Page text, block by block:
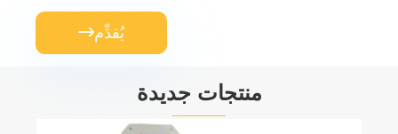
يُقدِّم
منتجات جديدة